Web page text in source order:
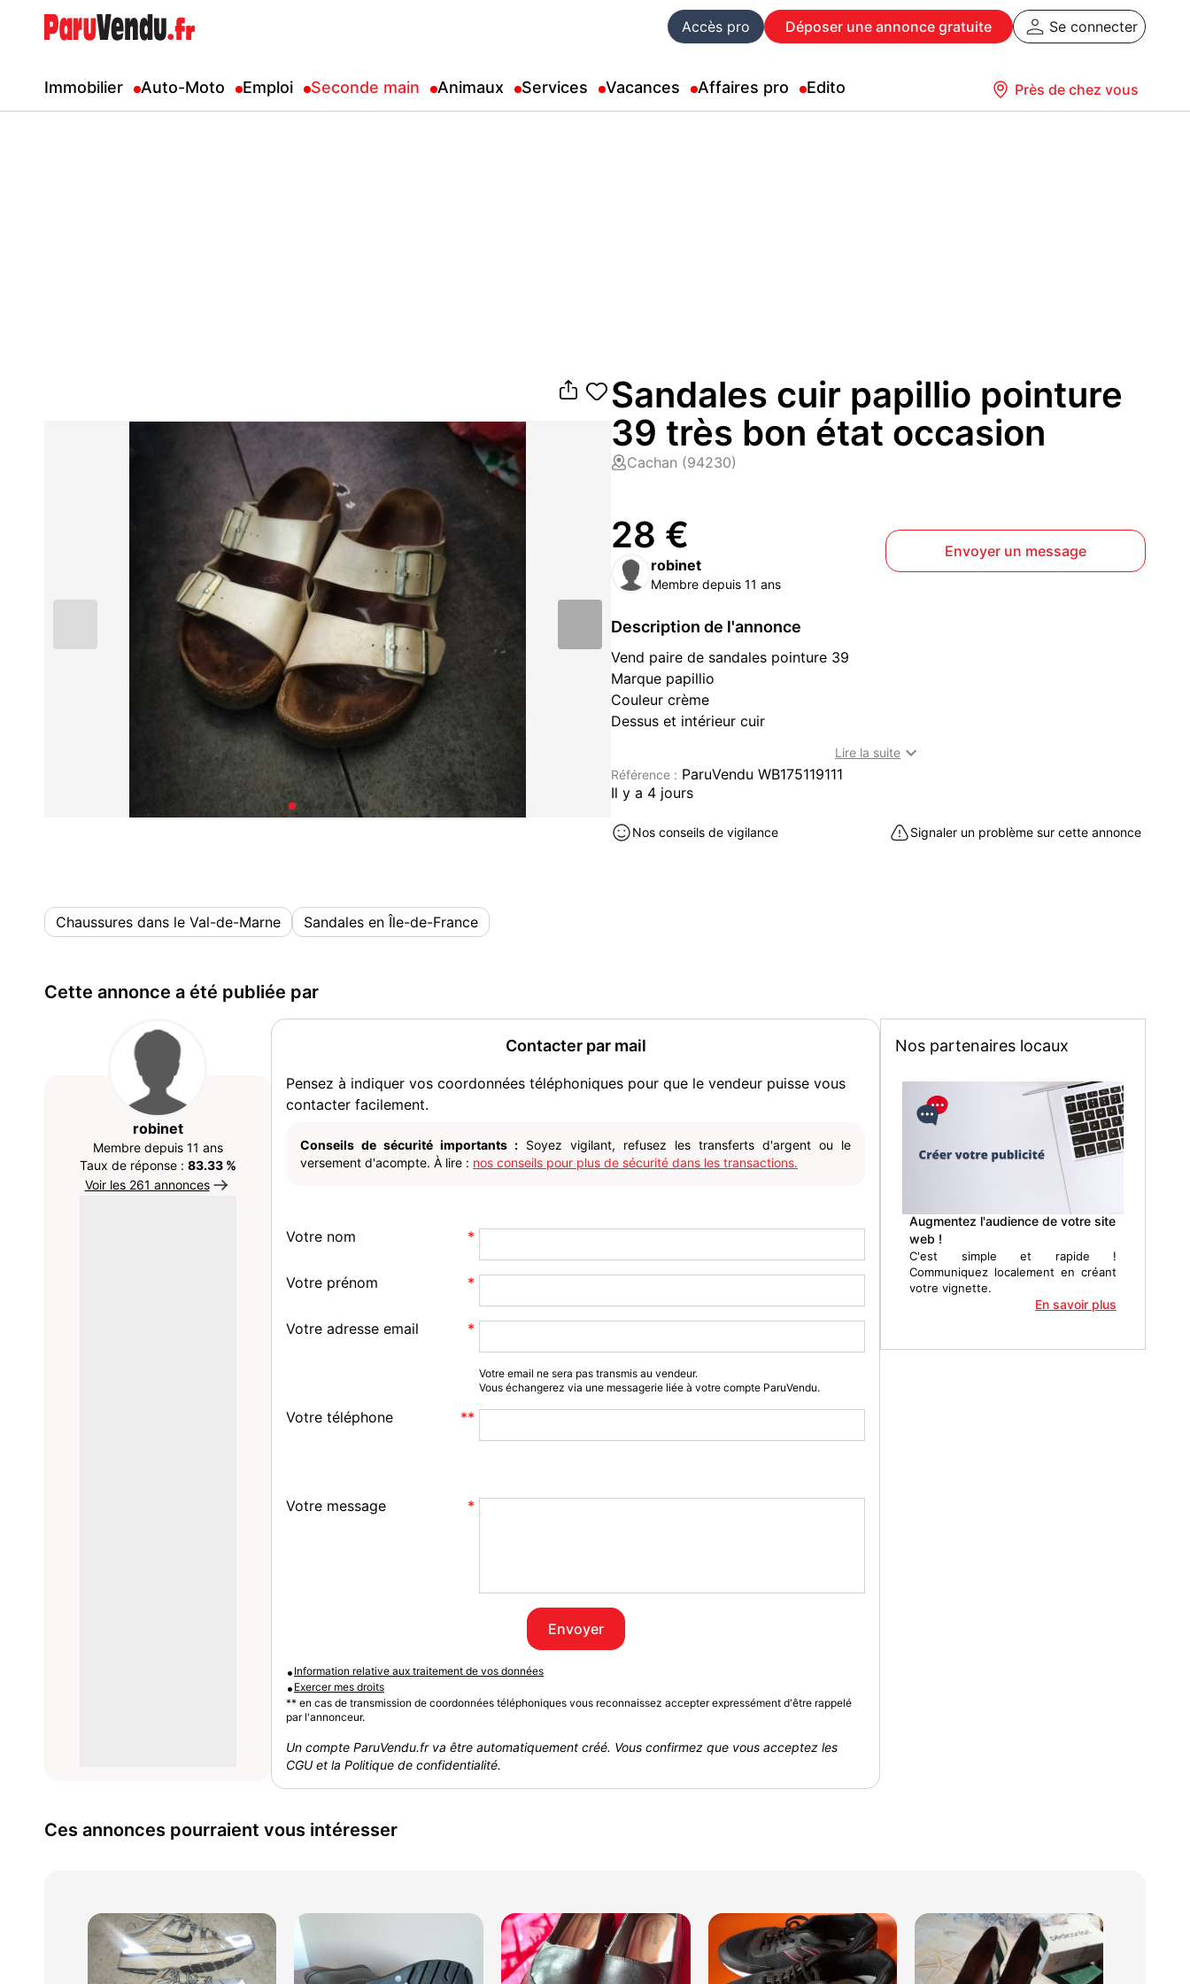
Accès pro Déposer une annonce gratuite Se connecter
Immobilier Auto-Moto Emploi Seconde main Animaux Services Vacances Affaires pro Edito Près de chez vous
Sandales cuir papillio pointure
39 très bon état occasion
Cachan (94230)
28 €
robinet
Membre depuis 11 ans
Envoyer un message
Description de l'annonce
Vend paire de sandales pointure 39
Marque papillio
Couleur crème
Dessus et intérieur cuir
Chaussures occasion à vendre à Cachan (94230)
Lire la suite 
Référence : ParuVendu WB175119111
Il y a 4 jours
Nos conseils de vigilance Signaler un problème sur cette annonce
Chaussures dans le Val-de-Marne Sandales en Île-de-France
Cette annonce a été publiée par
robinet
Membre depuis 11 ans
Taux de réponse : 83.33 %
Voir les 261 annonces
Contacter par mail
Pensez à indiquer vos coordonnées téléphoniques pour que le vendeur puisse vous
contacter facilement.
Conseils de sécurité importants : Soyez vigilant, refusez les transferts d'argent ou le
versement d'acompte. À lire : nos conseils pour plus de sécurité dans les transactions.
Votre nom
Votre prénom
Votre adresse email
Votre email ne sera pas transmis au vendeur.
Vous échangerez via une messagerie liée à votre compte ParuVendu.
Votre téléphone
Votre message
Envoyer
• Information relative aux traitement de vos données
• Exercer mes droits
** en cas de transmission de coordonnées téléphoniques vous reconnaissez accepter expressément d'être rappelé
par l'annonceur.
Un compte ParuVendu.fr va être automatiquement créé. Vous confirmez que vous acceptez les
CGU et la Politique de confidentialité.
Nos partenaires locaux
Augmentez l'audience de votre site
web !
C'est simple et rapide !
Communiquez localement en créant
votre vignette.
En savoir plus
Ces annonces pourraient vous intéresser